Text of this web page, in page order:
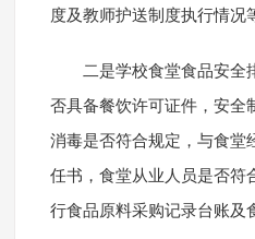
度及教师护送制度执行情况
二是学校食堂食品安全
否具备餐饮许可证件，安全
消毒是否符合规定，与食堂
任书，食堂从业人员是否符
行食品原料采购记录台账及